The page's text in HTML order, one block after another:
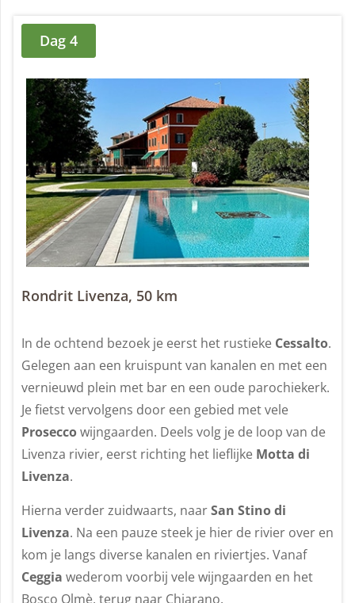
Dag 4
Rondrit Livenza, 50 km
In de ochtend bezoek je eerst het rustieke Cessalto.
Gelegen aan een kruispunt van kanalen en met een
vernieuwd plein met bar en een oude parochiekerk.
Je fietst vervolgens door een gebied met vele
Proseccowijngaarden. Deels volg je de loop van de
Livenza rivier, eerst richting het lieflijke Motta di
Livenza.
Hierna verder zuidwaarts, naarSan Stino di
Livenza. Na een pauze steek je hier de rivier over en
kom je langs diverse kanalen en riviertjes. Vanaf
Ceggia wederom voorbij vele wijngaarden en het
Bosco Olmè, terug naar Chiarano.